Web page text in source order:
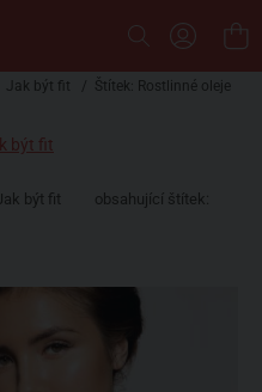
Jak být fit / Štítek: Rostlinné oleje
být fit
být fit obsahující štítek: